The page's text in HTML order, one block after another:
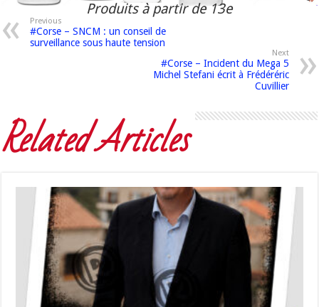
Produits à partir de 13e
Previous
#Corse – SNCM : un conseil de
surveillance sous haute tension
Next
#Corse – Incident du Mega 5
Michel Stefani écrit à Frédéréric
Cuvillier
Related Articles